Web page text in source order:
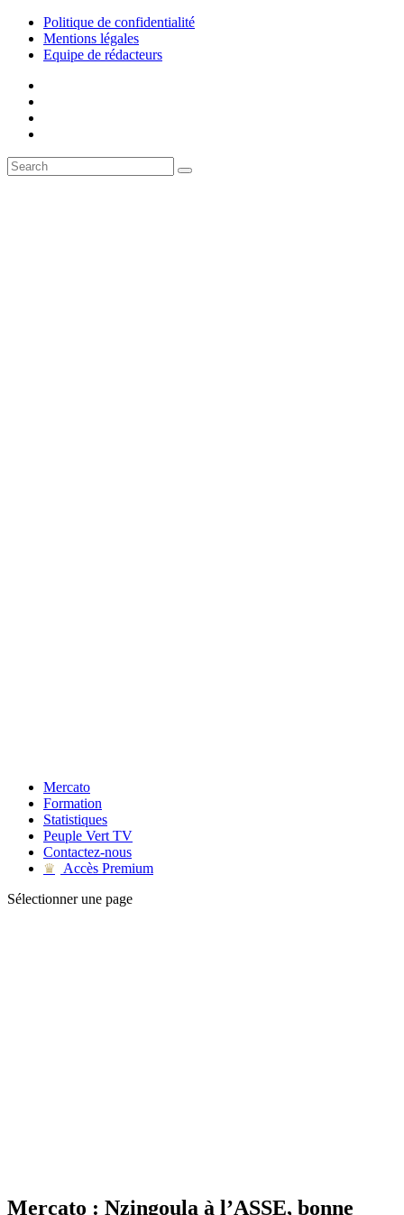
Politique de confidentialité
Mentions légales
Equipe de rédacteurs
Mercato
Formation
Statistiques
Peuple Vert TV
Contactez-nous
♛
Accès Premium
Sélectionner une page
Mercato : Nzingoula à l’ASSE, bonne